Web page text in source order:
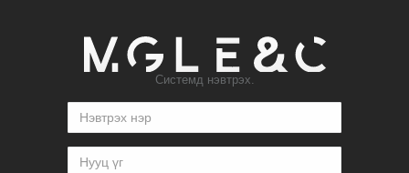
Системд нэвтрэх.